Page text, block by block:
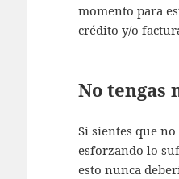
momento para
crédito y/o
No tengas
Si sientes que
esforzando lo
esto nunca